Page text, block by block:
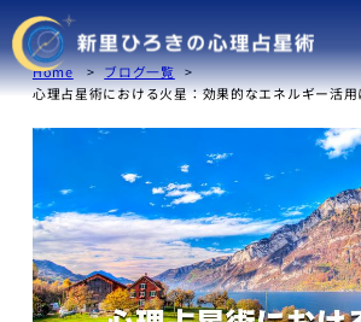
Home
ブログ一覧
心理占星術における火星：効果的なエネルギー活